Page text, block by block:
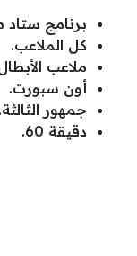
برنامج
كل الملاعب.
ملاعب
أون سبورت.
جمهور الثالثة.
دقيقة 60.